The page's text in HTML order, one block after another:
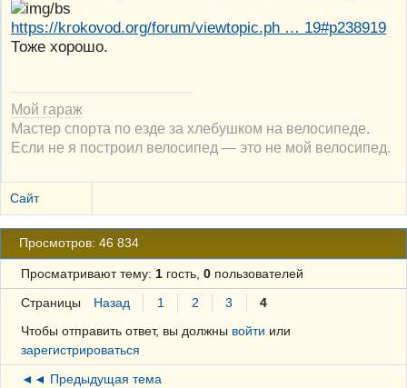
https://krokovod.org/forum/viewtopic.ph … 19#p238919
Тоже хорошо.
Мой гараж
Мастер спорта по езде за хлебушком на велосипеде.
Если не я построил велосипед — это не мой велосипед.
Сайт
Просмотров: 46 834
Просматривают тему: 1гость, 0пользователей
Страницы Назад 1 2 3
4
Чтобы отправить ответ, вы должны войти или
зарегистрироваться
◄◄ Предыдущая тема